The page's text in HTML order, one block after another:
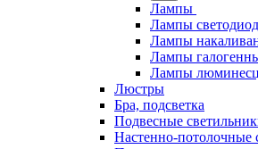
Лампы
Лампы
Лампы
Лампы
Лампы
Люстры
Бра, подсветка
Подвесные
Настенно-потолочные